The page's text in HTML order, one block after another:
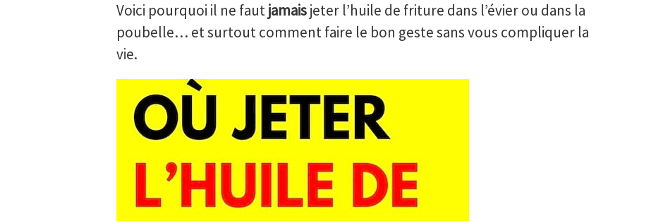
Voici pourquoi il ne fautjamaisjeter l’huile de friture dans l’évier ou dans la
poubelle… et surtout comment faire le bon geste sans vous compliquer la
vie.